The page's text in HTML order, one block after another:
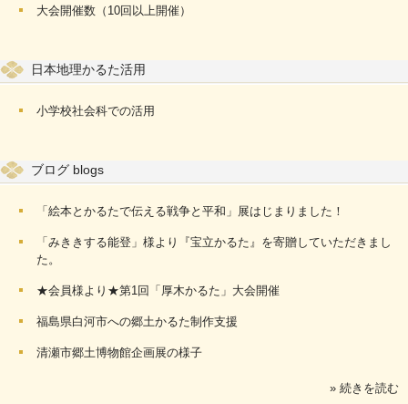
大会開催数（10回以上開催）
日本地理かるた活用
小学校社会科での活用
ブログ blogs
「絵本とかるたで伝える戦争と平和」展はじまりました！
「みききする能登」様より『宝立かるた』を寄贈していただきまし
た。
★会員様より★第1回「厚木かるた」大会開催
福島県白河市への郷土かるた制作支援
清瀬市郷土博物館企画展の様子
» 続きを読む